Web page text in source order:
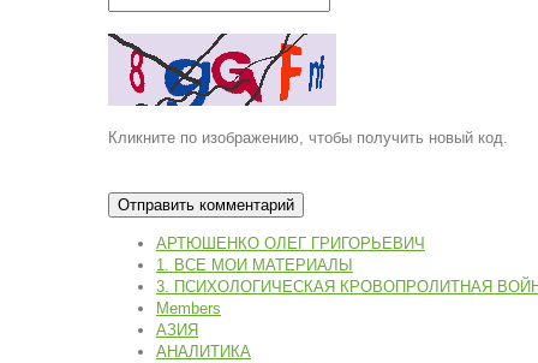
Кликните по изображению, чтобы получить новый код.
АРТЮШЕНКО ОЛЕГ ГРИГОРЬЕВИЧ
1. ВСЕ МОИ МАТЕРИАЛЫ
3. ПСИХОЛОГИЧЕСКАЯ КРОВОПРОЛИТНАЯ
Members
АЗИЯ
АНАЛИТИКА